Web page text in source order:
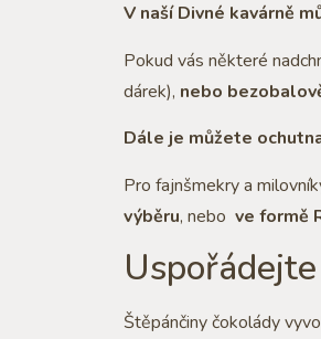
V naší Divné kavárně
Pokud vás některé
dárek), nebo
Dále je můžete
Pro fajnšmekry a
výběru, nebo ve formě
Štěpánčiny čokolády